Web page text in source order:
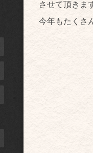
させて頂きま
今年もたくさ